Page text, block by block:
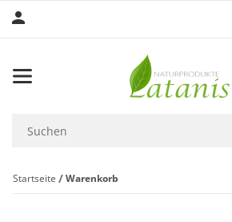
Startseite Warenkorb